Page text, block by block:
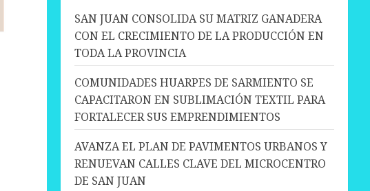
SAN JUAN CONSOLIDA SU MATRIZ GANADERA
CON EL CRECIMIENTO DE LA PRODUCCIÓN EN
TODA LA PROVINCIA
COMUNIDADES HUARPES DE SARMIENTO SE
CAPACITARON EN SUBLIMACIÓN TEXTIL PARA
FORTALECER SUS EMPRENDIMIENTOS
AVANZA EL PLAN DE PAVIMENTOS URBANOS Y
RENUEVAN CALLES CLAVE DEL MICROCENTRO
DE SAN JUAN